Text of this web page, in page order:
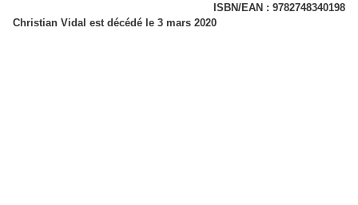
ISBN/EAN : 9782748340198
Christian Vidal est décédé le 3 mars 2020